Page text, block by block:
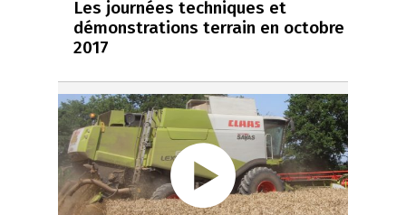
Les journées techniques et
démonstrations terrain en octobre
2017